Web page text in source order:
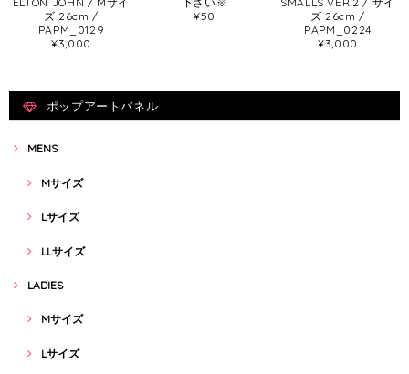
ズ 26cm /
PAPM_0129
¥3,000
¥50
ズ 26cm /
PAPM_0224
¥3,000
ポップアートパネル
MENS
Mサイズ
Lサイズ
LLサイズ
LADIES
Mサイズ
Lサイズ